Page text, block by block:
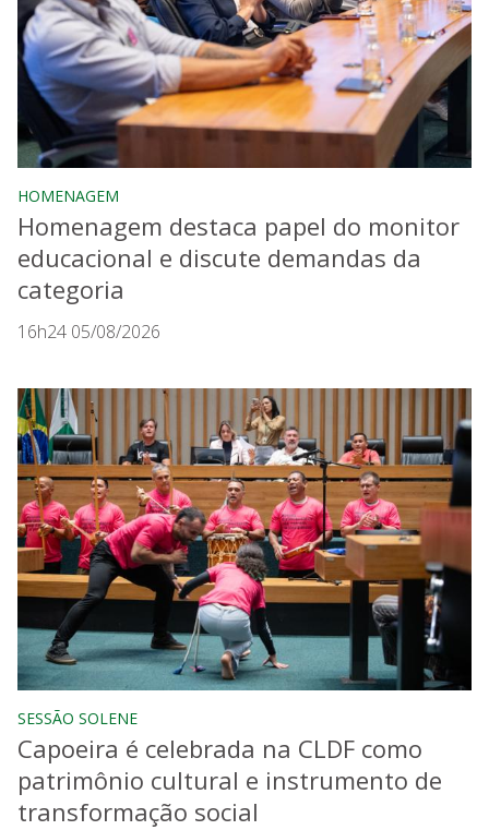
HOMENAGEM
Homenagem destaca papel do monitor
educacional e discute demandas da
categoria
16h24 05/08/2026
SESSÃO SOLENE
Capoeira é celebrada na CLDF como
patrimônio cultural e instrumento de
transformação social